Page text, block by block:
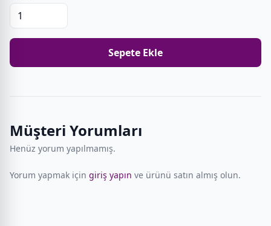
Sepete Ekle
Müşteri Yorumları
Henüz yorum yapılmamış.
Yorum yapmak için giriş yapın ve ürünü satın almış olun.